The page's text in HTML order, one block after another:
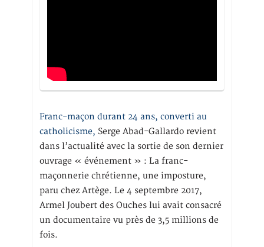
Franc-maçon durant 24 ans, converti au
catholicisme, Serge Abad-Gallardo revient
dans l’actualité avec la sortie de son dernier
ouvrage « événement » : La franc-
maçonnerie chrétienne, une imposture,
paru chez Artège. Le 4 septembre 2017,
Armel Joubert des Ouches lui avait consacré
un documentaire vu près de 3,5 millions de
fois.